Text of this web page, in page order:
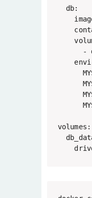
  db:
-
volumes: